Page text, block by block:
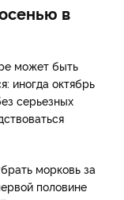
в
может быть
иногда октябрь
серьезных
морковь за
половине